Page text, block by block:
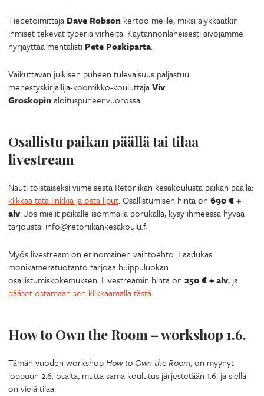
Tiedetoimittaja Dave Robson kertoo meille, miksi älykkäätkin
ihmiset tekevät typeriä virheitä. Käytännönläheisesti aivojamme
nyrjäyttää mentalisti Pete Poskiparta.
Vaikuttavan julkisen puheen tulevaisuus paljastuu
menestyskirjailija-koomikko-kouluttajaViv
Groskopinaloituspuheenvuorossa.
Osallistu paikan päällä tai tilaa
livestream
Nauti toistaiseksi viimeisestä Retoriikan kesäkoulusta paikan päällä:
klikkaa tätä linkkiä ja osta liput. Osallistumisen hinta on 690 € +
alv. Jos mielit paikalle isommalla porukalla, kysy ihmeessä hyvää
tarjousta: info@retoriikankesakoulu.fi
Myös livestream on erinomainen vaihtoehto. Laadukas
monikameratuotanto tarjoaa huippuluokan
osallistumiskokemuksen. Livestreamin hinta on 250 € + alv, ja
pääset ostamaan sen klikkaamalla tästä.
How to Own the Room – workshop 1.6.
Tämän vuoden workshopHow to Own the Room, on myynyt
loppuun 2.6. osalta, mutta sama koulutus järjestetään 1.6. ja siellä
on vielä tilaa.